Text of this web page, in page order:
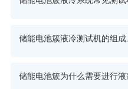
储能电池簇液冷测试机的组
储能电池簇为什么需要进行